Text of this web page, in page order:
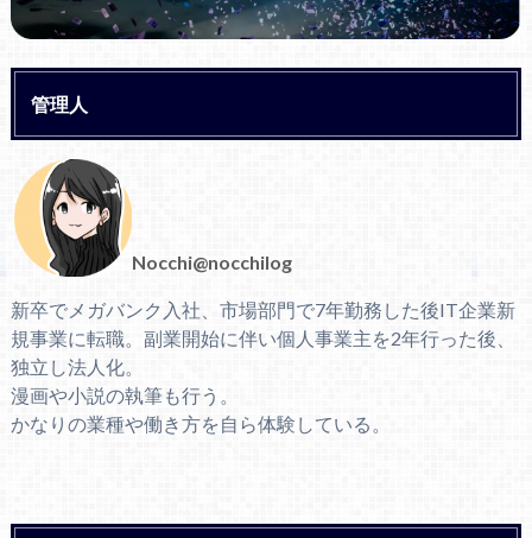
管理人
Nocchi@nocchilog
新卒でメガバンク入社、市場部門で7年勤務した後IT企業新
規事業に転職。副業開始に伴い個人事業主を2年行った後、
独立し法人化。
漫画や小説の執筆も行う。
かなりの業種や働き方を自ら体験している。